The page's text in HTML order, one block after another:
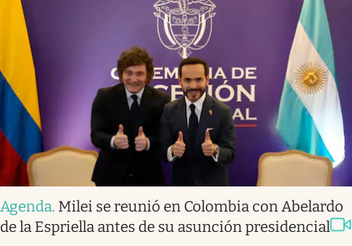
Agenda. Milei se reunió en Colombia con Abelardo
de la Espriella antes de su asunción presidencial